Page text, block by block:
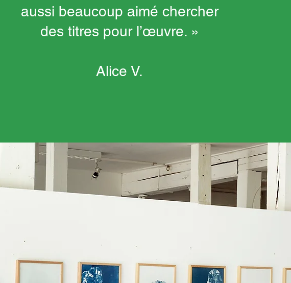
aussi beaucoup aimé chercher
des titres pour l’œuvre. »
Alice V.